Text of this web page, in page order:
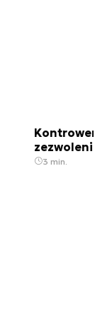
3 min.